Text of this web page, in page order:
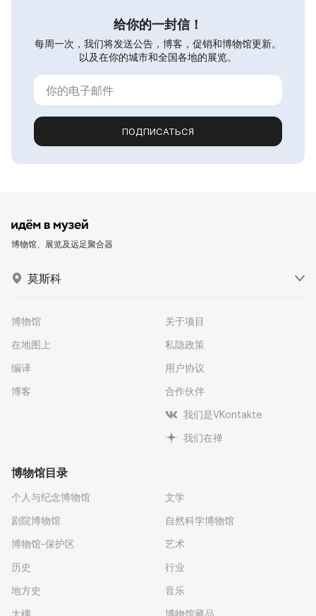
给你的一封信！
每周一次，我们将发送公告，博客，促销和博物馆更新。
以及在你的城市和全国各地的展览。
ПОДПИСАТЬСЯ
博物馆、展览及远足聚合器
莫斯科
博物馆
在地图上
编译
博客
关于项目
私隐政策
用户协议
合作伙伴
我们是VKontakte
我们在禅
博物馆目录
个人与纪念博物馆
剧院博物馆
博物馆-保护区
历史
地方史
文学
自然科学博物馆
艺术
行业
音乐